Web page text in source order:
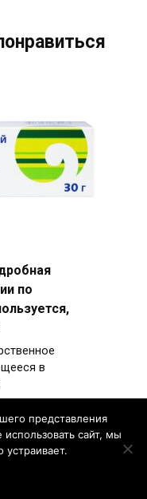
по
в
способы
представления
сайт, мы
устраивает.